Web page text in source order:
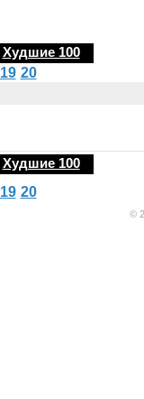
Худшие 100
19 20
Худшие 100
19 20
©